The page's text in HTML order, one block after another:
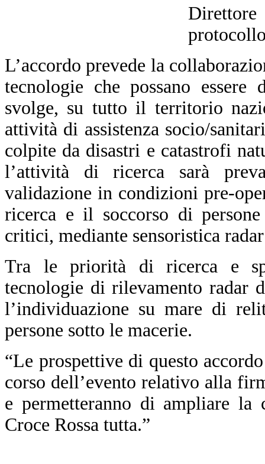
L’accordo prevede la
tecnologie che possano
svolge, su tutto il territorio
attività di assistenza socio/
colpite da disastri e catastrofi
l’attività di ricerca sarà
validazione in condizioni pre-
ricerca e il soccorso di
critici, mediante sensoristica
Tra le priorità di ricerca e
tecnologie di rilevamento radar
l’individuazione su mare di
persone sotto le macerie.
“Le prospettive di questo
corso dell’evento relativo alla
e permetteranno di ampliare la
Croce Rossa tutta.”